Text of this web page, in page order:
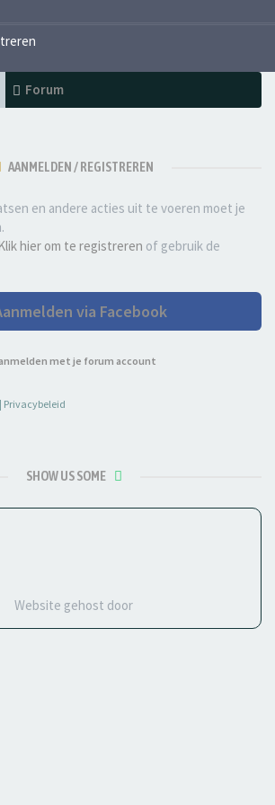
Forum
AANMELDEN / REGISTREREN
en andere acties uit te voeren moet je
hier om te registreren of gebruik de
via Facebook
met je forum account
| Privacybeleid
SHOW US SOME
Website gehost door